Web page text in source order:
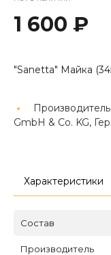
1 600 ₽
"Sanetta" Майка
GmbH & Co. KG,
Характеристики
Состав
Производитель